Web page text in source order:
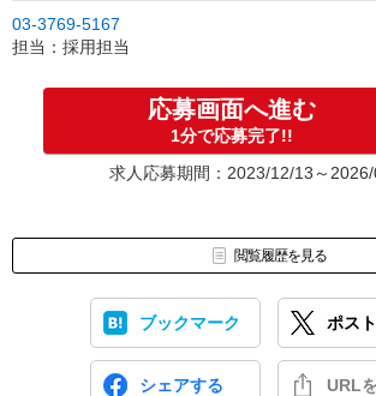
ご応募
↓
採用チームから連絡、面接調整（書類選考なし
るかどうかの判断をしていただくことと二次選
↓
※応募から採用までは約2週間ほどになります。
03-3769-5167
担当：採用担当
応募画面へ進む
1分で応募完了!!
求人応募期間：2023/12/13～2026/
閲覧履歴を見る
ブックマーク ポス
シェアする URL